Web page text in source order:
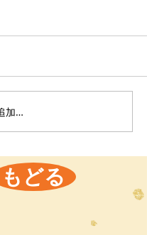
加…
もどる